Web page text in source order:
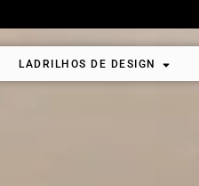
LADRILHOS DE DESIGN